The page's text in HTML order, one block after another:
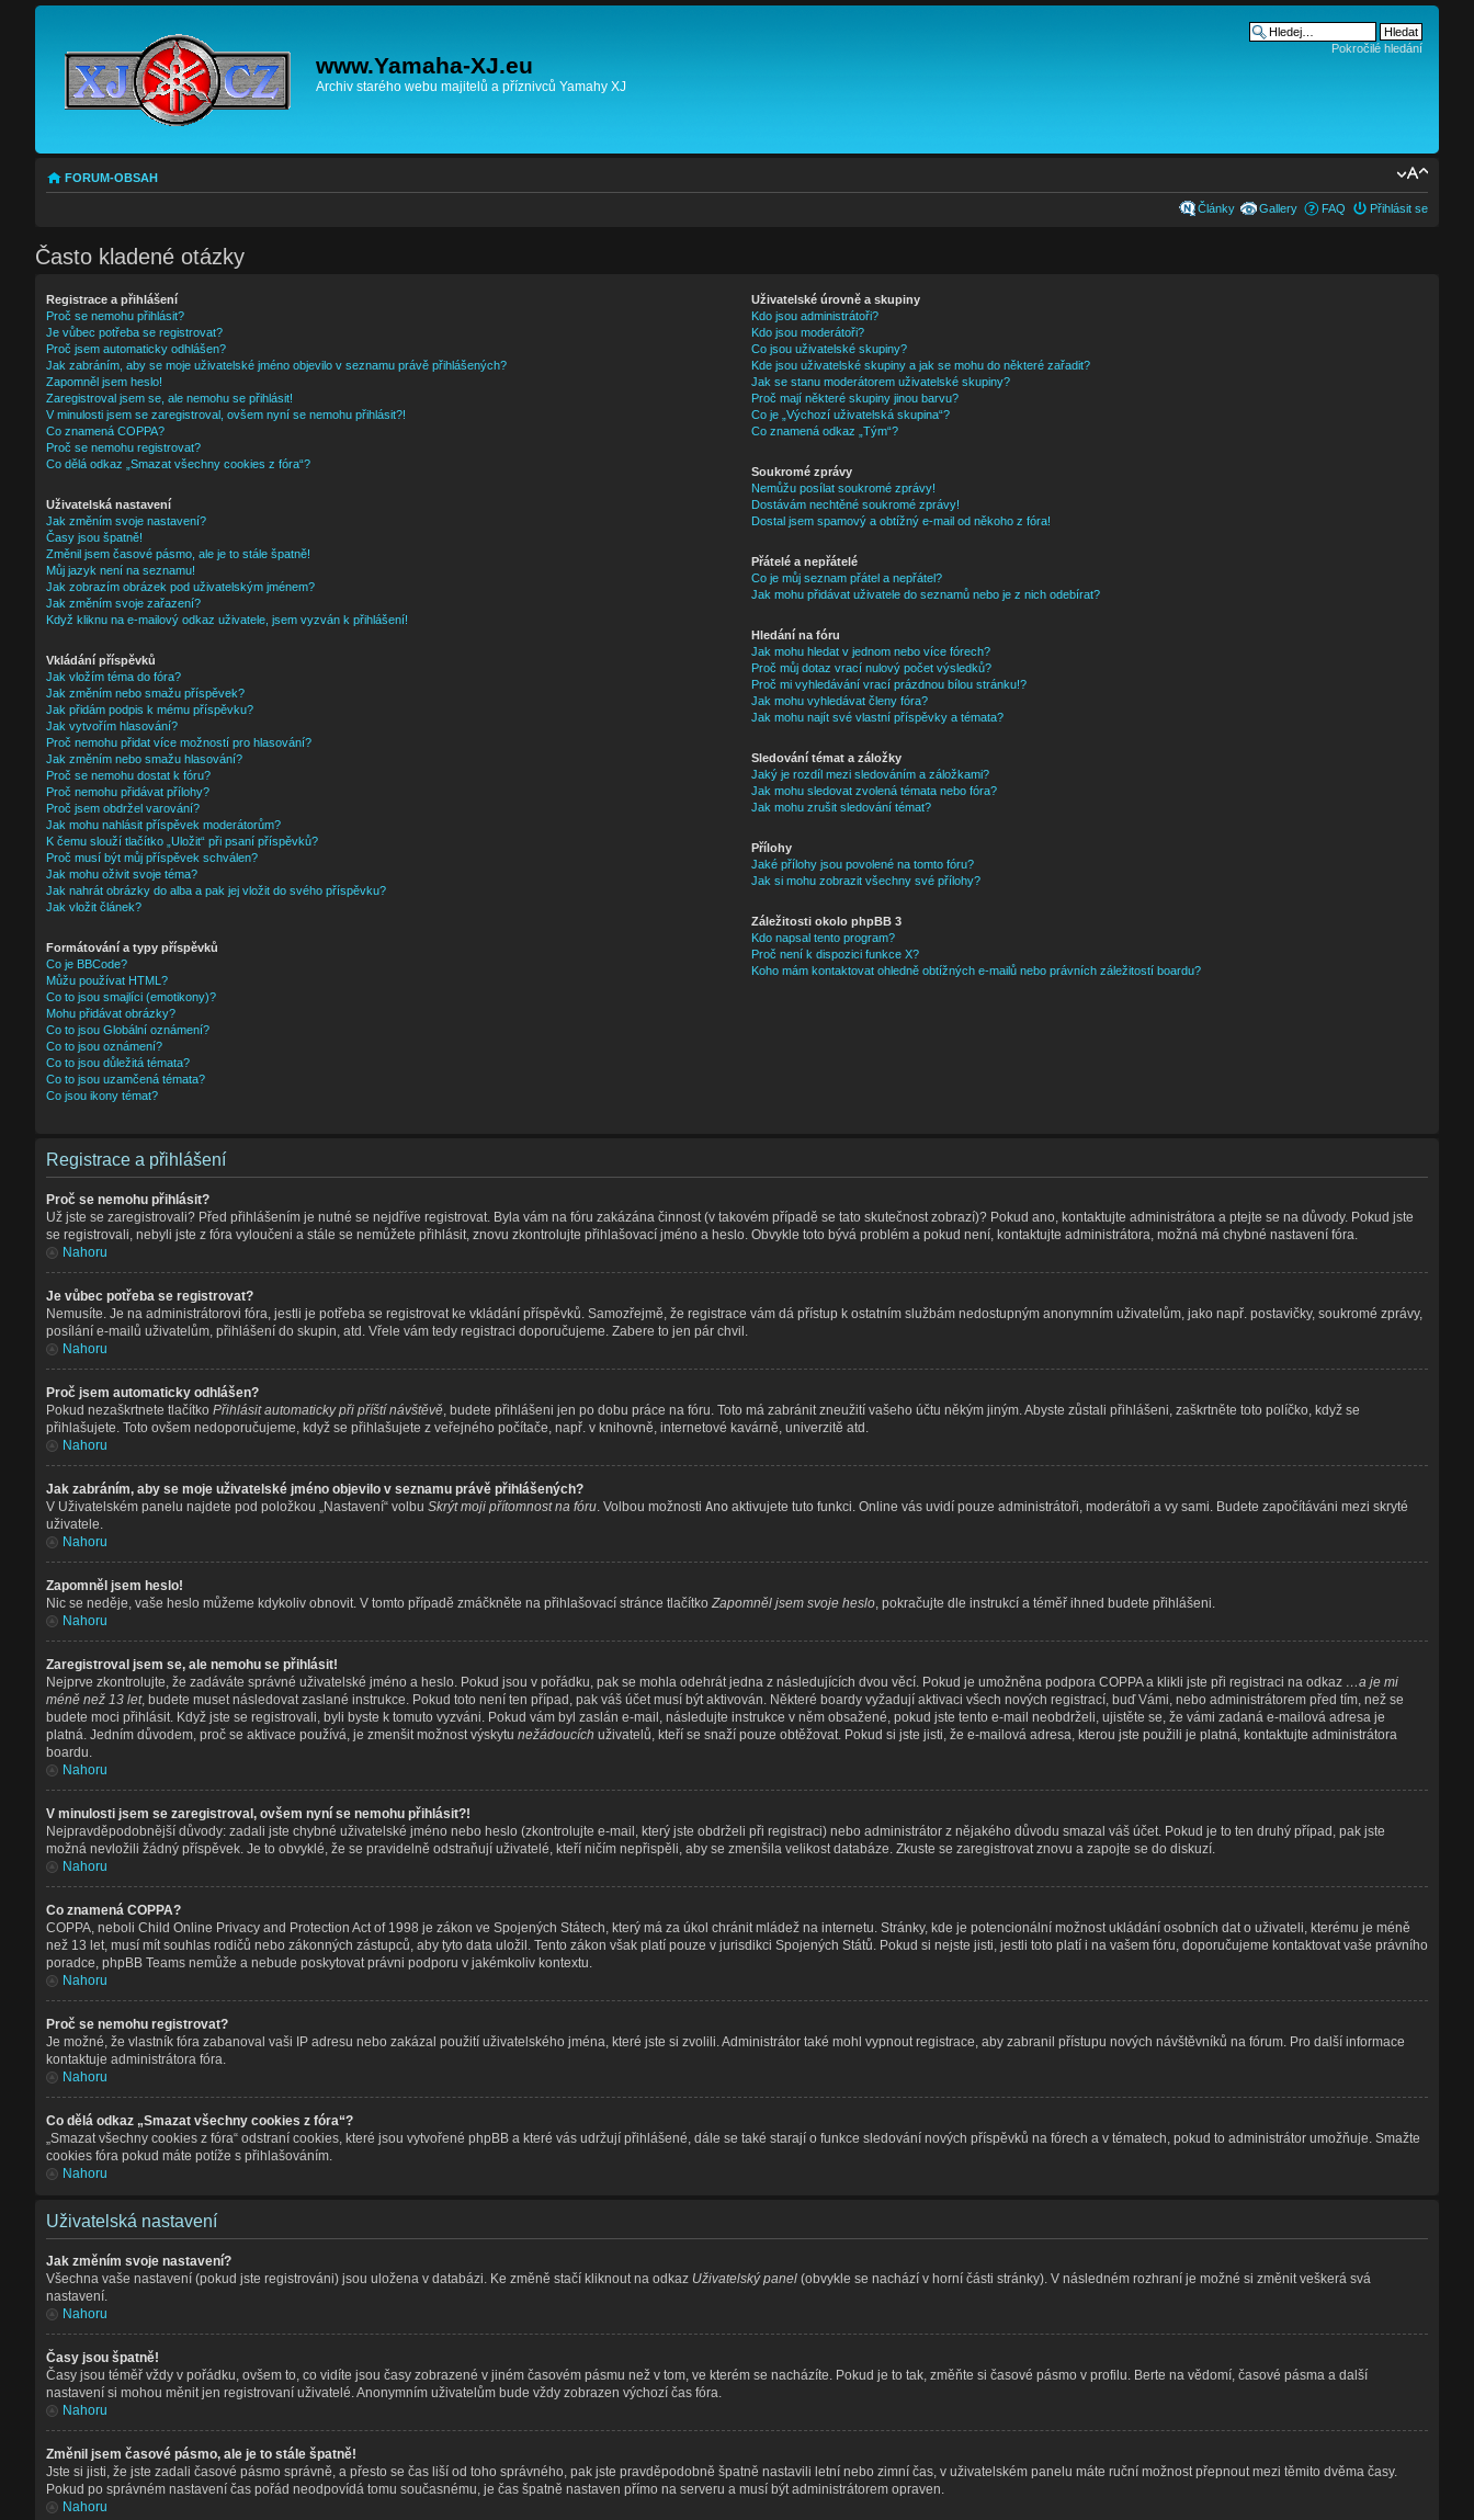
www.Yamaha-XJ.eu
Archiv starého webu majitelů a příznivců Yamahy XJ
Pokročilé hledání
FORUM-OBSAH
Články Gallery FAQ Přihlásit se
Často kladené otázky
Registrace a přihlášení
Proč se nemohu přihlásit?
Je vůbec potřeba se registrovat?
Proč jsem automaticky odhlášen?
Jak zabráním, aby se moje uživatelské jméno objevilo v seznamu právě přihlášených?
Zapomněl jsem heslo!
Zaregistroval jsem se, ale nemohu se přihlásit!
V minulosti jsem se zaregistroval, ovšem nyní se nemohu přihlásit?!
Co znamená COPPA?
Proč se nemohu registrovat?
Co dělá odkaz „Smazat všechny cookies z fóra“?
Uživatelská nastavení
Jak změním svoje nastavení?
Časy jsou špatně!
Změnil jsem časové pásmo, ale je to stále špatně!
Můj jazyk není na seznamu!
Jak zobrazím obrázek pod uživatelským jménem?
Jak změním svoje zařazení?
Když kliknu na e-mailový odkaz uživatele, jsem vyzván k přihlášení!
Vkládání příspěvků
Jak vložím téma do fóra?
Jak změním nebo smažu příspěvek?
Jak přidám podpis k mému příspěvku?
Jak vytvořím hlasování?
Proč nemohu přidat více možností pro hlasování?
Jak změním nebo smažu hlasování?
Proč se nemohu dostat k fóru?
Proč nemohu přidávat přílohy?
Proč jsem obdržel varování?
Jak mohu nahlásit příspěvek moderátorům?
K čemu slouží tlačítko „Uložit“ při psaní příspěvků?
Proč musí být můj příspěvek schválen?
Jak mohu oživit svoje téma?
Jak nahrát obrázky do alba a pak jej vložit do svého příspěvku?
Jak vložit článek?
Formátování a typy příspěvků
Co je BBCode?
Můžu používat HTML?
Co to jsou smajlíci (emotikony)?
Mohu přidávat obrázky?
Co to jsou Globální oznámení?
Co to jsou oznámení?
Co to jsou důležitá témata?
Co to jsou uzamčená témata?
Co jsou ikony témat?
Uživatelské úrovně a skupiny
Kdo jsou administrátoři?
Kdo jsou moderátoři?
Co jsou uživatelské skupiny?
Kde jsou uživatelské skupiny a jak se mohu do některé zařadit?
Jak se stanu moderátorem uživatelské skupiny?
Proč mají některé skupiny jinou barvu?
Co je „Výchozí uživatelská skupina“?
Co znamená odkaz „Tým“?
Soukromé zprávy
Nemůžu posílat soukromé zprávy!
Dostávám nechtěné soukromé zprávy!
Dostal jsem spamový a obtížný e-mail od někoho z fóra!
Přátelé a nepřátelé
Co je můj seznam přátel a nepřátel?
Jak mohu přidávat uživatele do seznamů nebo je z nich odebírat?
Hledání na fóru
Jak mohu hledat v jednom nebo více fórech?
Proč můj dotaz vrací nulový počet výsledků?
Proč mi vyhledávání vrací prázdnou bílou stránku!?
Jak mohu vyhledávat členy fóra?
Jak mohu najít své vlastní příspěvky a témata?
Sledování témat a záložky
Jaký je rozdíl mezi sledováním a záložkami?
Jak mohu sledovat zvolená témata nebo fóra?
Jak mohu zrušit sledování témat?
Přílohy
Jaké přílohy jsou povolené na tomto fóru?
Jak si mohu zobrazit všechny své přílohy?
Záležitosti okolo phpBB 3
Kdo napsal tento program?
Proč není k dispozici funkce X?
Koho mám kontaktovat ohledně obtížných e-mailů nebo právních záležitostí boardu?
Registrace a přihlášení
Proč se nemohu přihlásit?
Už jste se zaregistrovali? Před přihlášením je nutné se nejdříve registrovat. Byla vám na fóru zakázána činnost (v takovém případě se tato skutečnost zobrazí)? Pokud ano, kontaktujte administrátora a ptejte se na důvody. Pokud jste
se registrovali, nebyli jste z fóra vyloučeni a stále se nemůžete přihlásit, znovu zkontrolujte přihlašovací jméno a heslo. Obvykle toto bývá problém a pokud není, kontaktujte administrátora, možná má chybné nastavení fóra.
Nahoru
Je vůbec potřeba se registrovat?
Nemusíte. Je na administrátorovi fóra, jestli je potřeba se registrovat ke vkládání příspěvků. Samozřejmě, že registrace vám dá přístup k ostatním službám nedostupným anonymním uživatelům, jako např. postavičky, soukromé zprávy,
posílání e-mailů uživatelům, přihlášení do skupin, atd. Vřele vám tedy registraci doporučujeme. Zabere to jen pár chvil.
Nahoru
Proč jsem automaticky odhlášen?
Pokud nezaškrtnete tlačítko Přihlásit automaticky při příští návštěvě, budete přihlášeni jen po dobu práce na fóru. Toto má zabránit zneužití vašeho účtu někým jiným. Abyste zůstali přihlášeni, zaškrtněte toto políčko, když se
přihlašujete. Toto ovšem nedoporučujeme, když se přihlašujete z veřejného počítače, např. v knihovně, internetové kavárně, univerzitě atd.
Nahoru
Jak zabráním, aby se moje uživatelské jméno objevilo v seznamu právě přihlášených?
V Uživatelském panelu najdete pod položkou „Nastavení“ volbu Skrýt moji přítomnost na fóru. Volbou možnosti Ano aktivujete tuto funkci. Online vás uvidí pouze administrátoři, moderátoři a vy sami. Budete započítáváni mezi skryté
uživatele.
Nahoru
Zapomněl jsem heslo!
Nic se neděje, vaše heslo můžeme kdykoliv obnovit. V tomto případě zmáčkněte na přihlašovací stránce tlačítko Zapomněl jsem svoje heslo, pokračujte dle instrukcí a téměř ihned budete přihlášeni.
Nahoru
Zaregistroval jsem se, ale nemohu se přihlásit!
Nejprve zkontrolujte, že zadáváte správné uživatelské jméno a heslo. Pokud jsou v pořádku, pak se mohla odehrát jedna z následujících dvou věcí. Pokud je umožněna podpora COPPA a klikli jste při registraci na odkaz …a je mi
méně než 13 let, budete muset následovat zaslané instrukce. Pokud toto není ten případ, pak váš účet musí být aktivován. Některé boardy vyžadují aktivaci všech nových registrací, buď Vámi, nebo administrátorem před tím, než se
budete moci přihlásit. Když jste se registrovali, byli byste k tomuto vyzváni. Pokud vám byl zaslán e-mail, následujte instrukce v něm obsažené, pokud jste tento e-mail neobdrželi, ujistěte se, že vámi zadaná e-mailová adresa je
platná. Jedním důvodem, proč se aktivace používá, je zmenšit možnost výskytu nežádoucích uživatelů, kteří se snaží pouze obtěžovat. Pokud si jste jisti, že e-mailová adresa, kterou jste použili je platná, kontaktujte administrátora
boardu.
Nahoru
V minulosti jsem se zaregistroval, ovšem nyní se nemohu přihlásit?!
Nejpravděpodobnější důvody: zadali jste chybné uživatelské jméno nebo heslo (zkontrolujte e-mail, který jste obdrželi při registraci) nebo administrátor z nějakého důvodu smazal váš účet. Pokud je to ten druhý případ, pak jste
možná nevložili žádný příspěvek. Je to obvyklé, že se pravidelně odstraňují uživatelé, kteří ničím nepřispěli, aby se zmenšila velikost databáze. Zkuste se zaregistrovat znovu a zapojte se do diskuzí.
Nahoru
Co znamená COPPA?
COPPA, neboli Child Online Privacy and Protection Act of 1998 je zákon ve Spojených Státech, který má za úkol chránit mládež na internetu. Stránky, kde je potencionální možnost ukládání osobních dat o uživateli, kterému je méně
než 13 let, musí mít souhlas rodičů nebo zákonných zástupců, aby tyto data uložil. Tento zákon však platí pouze v jurisdikci Spojených Států. Pokud si nejste jisti, jestli toto platí i na vašem fóru, doporučujeme kontaktovat vaše právního
poradce, phpBB Teams nemůže a nebude poskytovat právni podporu v jakémkoliv kontextu.
Nahoru
Proč se nemohu registrovat?
Je možné, že vlastník fóra zabanoval vaši IP adresu nebo zakázal použití uživatelského jména, které jste si zvolili. Administrátor také mohl vypnout registrace, aby zabranil přístupu nových návštěvníků na fórum. Pro další informace
kontaktuje administrátora fóra.
Nahoru
Co dělá odkaz „Smazat všechny cookies z fóra“?
„Smazat všechny cookies z fóra“ odstraní cookies, které jsou vytvořené phpBB a které vás udržují přihlášené, dále se také starají o funkce sledování nových příspěvků na fórech a v tématech, pokud to administrátor umožňuje. Smažte
cookies fóra pokud máte potíže s přihlašováním.
Nahoru
Uživatelská nastavení
Jak změním svoje nastavení?
Všechna vaše nastavení (pokud jste registrováni) jsou uložena v databázi. Ke změně stačí kliknout na odkaz Uživatelský panel (obvykle se nachází v horní části stránky). V následném rozhraní je možné si změnit veškerá svá
nastavení.
Nahoru
Časy jsou špatně!
Časy jsou téměř vždy v pořádku, ovšem to, co vidíte jsou časy zobrazené v jiném časovém pásmu než v tom, ve kterém se nacházíte. Pokud je to tak, změňte si časové pásmo v profilu. Berte na vědomí, časové pásma a další
nastavení si mohou měnit jen registrovaní uživatelé. Anonymním uživatelům bude vždy zobrazen výchozí čas fóra.
Nahoru
Změnil jsem časové pásmo, ale je to stále špatně!
Jste si jisti, že jste zadali časové pásmo správně, a přesto se čas liší od toho správného, pak jste pravděpodobně špatně nastavili letní nebo zimní čas, v uživatelském panelu máte ruční možnost přepnout mezi těmito dvěma časy.
Pokud po správném nastavení čas pořád neodpovídá tomu současnému, je čas špatně nastaven přímo na serveru a musí být administrátorem opraven.
Nahoru